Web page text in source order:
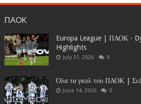
ΠΑΟΚ
Europa League | ΠΑΟΚ -
Highlights
July 31, 2026 0
Όλα τα γκολ του ΠΑΟΚ |
June 14, 2026 0